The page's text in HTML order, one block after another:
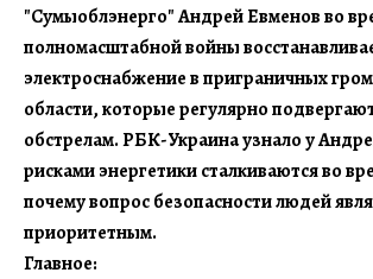
"Сумыоблэнерго"Андрей Евменов во
полномасштабной войны
электроснабжение в приграничных
области, которые регулярно
обстрелам. РБК-Украина узнало у
рисками энергетики сталкиваются во
почему вопрос безопасности людей
приоритетным.
Главное: